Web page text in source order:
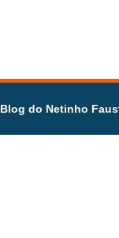
Blog do Netinho